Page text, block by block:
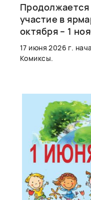
Продолжается
участие в
октября – 1
17 июня 2026 г.
Комиксы.